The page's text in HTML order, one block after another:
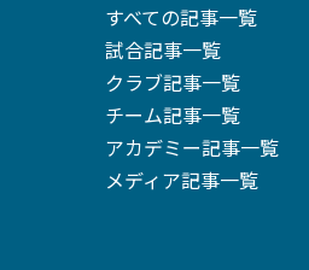
すべての記事一覧
試合記事一覧
クラブ記事一覧
チーム記事一覧
アカデミー記事一覧
メディア記事一覧